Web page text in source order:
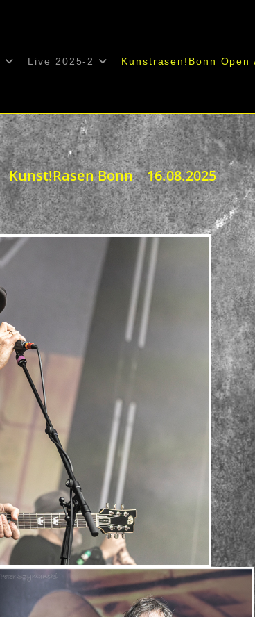
Live 2025-2 Kunstrasen!Bonn Open
Kunst!Rasen Bonn 16.08.2025